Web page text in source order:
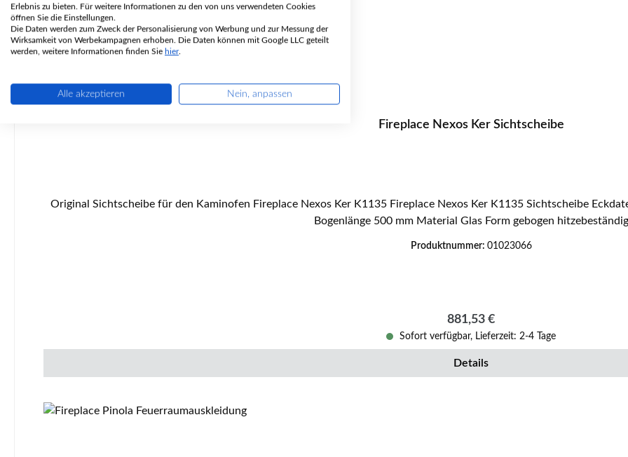
Fireplace Nexos Ker Sichtscheibe
Original Sichtscheibe für den Kaminofen Fireplace Nexos Ker K1135 Fireplace Nexos Ker K1135 Sichtscheibe Eckdaten: Glasscheibe, Türglas Maße (B/L) 450 mm x 453 mm
Bogenlänge 500 mm Material Glas Form gebogen hitzebeständig
Produktnummer: 01023066
Regulärer Preis:
881,53 €
Sofort verfügbar, Lieferzeit: 2-4 Tage
Details
Erlebnis zu bieten. Für weitere Informationen zu den von uns verwendeten Cookies
öffnen Sie die Einstellungen.
Die Daten werden zum Zweck der Personalisierung von Werbung und zur Messung der
Wirksamkeit von Werbekampagnen erhoben. Die Daten können mit Google LLC geteilt
werden, weitere Informationen finden Sie hier.
Alle akzeptieren Nein, anpassen